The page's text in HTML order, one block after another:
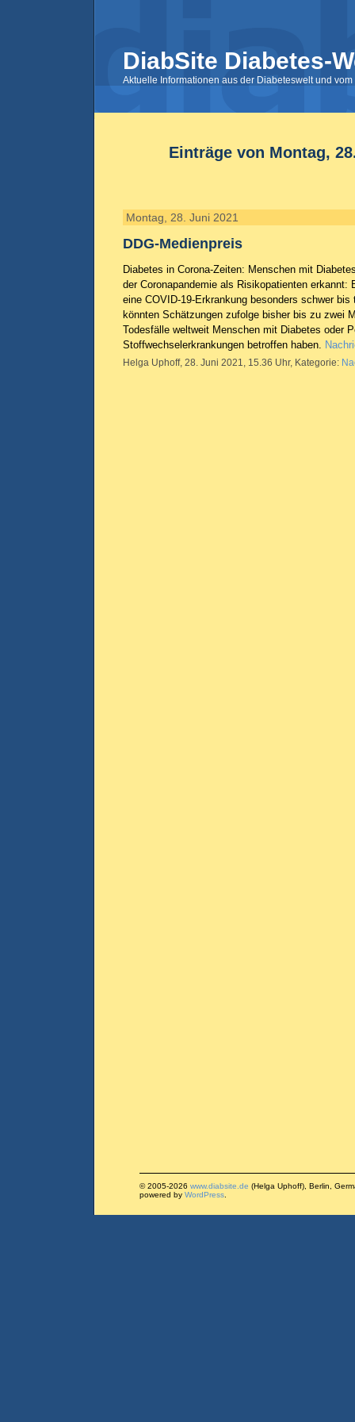
DiabSite Diabetes-
Aktuelle Informationen aus der Diabeteswelt und
Einträge von Montag,
Montag, 28. Juni 2021
DDG-Medienpreis
Diabetes in Corona-Zeiten: Menschen mit
der Coronapandemie als Risikopatienten erkannt:
eine COVID-19-Erkrankung besonders schwer
könnten Schätzungen zufolge bisher bis zu zwei
Todesfälle weltweit Menschen mit Diabetes oder
Stoffwechselerkrankungen betroffen haben.
Helga Uphoff, 28. Juni 2021, 15.36 Uhr, Kategorie:
© 2005-2026 www.diabsite.de (Helga Uphoff), Berlin,
powered by WordPress.